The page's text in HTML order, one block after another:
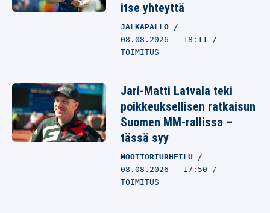
itse yhteyttä
JALKAPALLO
08.08.2026 - 18:11
TOIMITUS
Jari-Matti Latvala teki
poikkeuksellisen ratkaisun
Suomen MM-rallissa –
tässä syy
MOOTTORIURHEILU
08.08.2026 - 17:50
TOIMITUS